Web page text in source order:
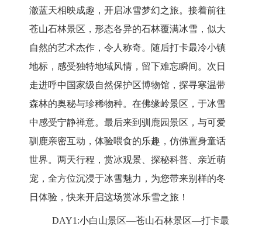
澈蓝天相映成趣，开启冰雪梦幻之旅。接着前往
苍山石林景区，形态各异的石林覆满冰雪，似大
自然的艺术杰作，令人称奇。随后打卡最冷小镇
地标，感受独特地域风情，留下难忘瞬间。次日
走进呼中国家级自然保护区博物馆，探寻寒温带
森林的奥秘与珍稀物种。在佛缘岭景区，于冰雪
中感受宁静禅意。最后来到驯鹿园景区，与可爱
驯鹿亲密互动，体验喂食的乐趣，仿佛置身童话
世界。两天行程，赏冰观景、探秘科普、亲近萌
宠，全方位沉浸于冰雪魅力，为您带来别样的冬
日体验，快来开启这场赏冰乐雪之旅！
DAY1:小白山景区—苍山石林景区—打卡最